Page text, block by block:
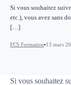
Si vous souhaitez
etc.), vous avez sans
[…]
FCS Formation 13 mars
Si vous souhaitez